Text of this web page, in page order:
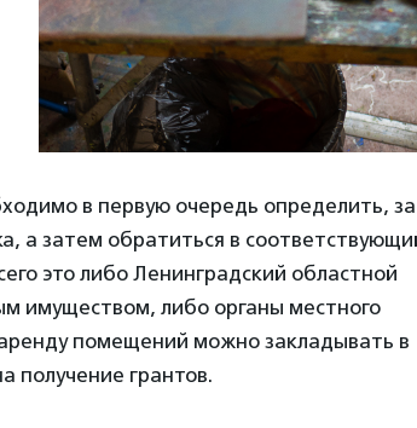
в первую очередь определить, за
а затем обратиться в
это либо Ленинградский областной
имуществом, либо органы местного
помещений можно закладывать в
получение грантов.